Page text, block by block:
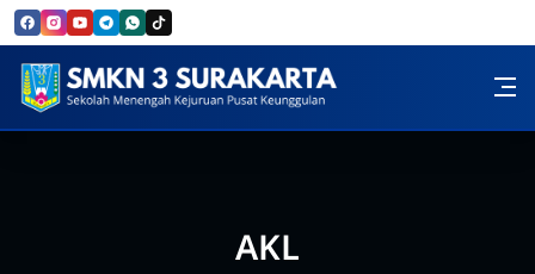
Skip to Content
SMK Negeri 3 Surakarta
AKL